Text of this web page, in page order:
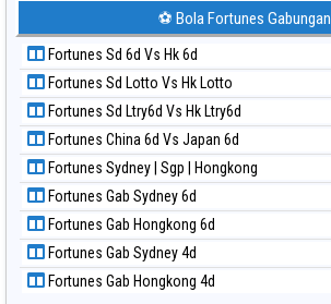
Paito Harian Korea
Paito Harian Kuda Lari
Paito Harian Magnum Cambodia
Paito Harian Nagoya
Paito Harian New York Midday
Paito Harian North Carolina Day
Paito Harian Pcso
Paito Harian Pennsylvania Day
Paito Harian Sao Paulo
Paito Harian Singapore
Paito Harian Sydney
⚽ Bola Fortunes Gabungan
Fortunes Sd 6d Vs Hk 6d
Fortunes Sd Lotto Vs Hk Lotto
Fortunes Sd Ltry6d Vs Hk Ltry6d
Fortunes China 6d Vs Japan 6d
Fortunes Sydney | Sgp | Hongkong
Fortunes Gab Sydney 6d
Fortunes Gab Hongkong 6d
Fortunes Gab Sydney 4d
Fortunes Gab Hongkong 4d